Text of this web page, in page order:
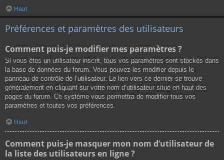
Haut
Préférences et paramètres des utilisateurs
Comment puis-je modifier mes paramètres ?
Si vous êtes un utilisateur inscrit, tous vos paramètres sont stockés dans
la base de données du forum. Vous pouvez les modifier depuis le
panneau de contrôle de l’utilisateur. Le lien vers ce dernier se trouve
généralement en cliquant sur votre nom d’utilisateur situé en haut des
pages du forum. Ce système vous permettra de modifier tous vos
paramètres et toutes vos préférences.
Haut
Comment puis-je masquer mon nom d’utilisateur de
la liste des utilisateurs en ligne ?